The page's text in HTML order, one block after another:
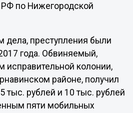
по Нижегородской
дела, преступления были
года. Обвиняемый,
исправительной колонии,
районе, получил
тыс. рублей и 10 тыс. рублей
пяти мобильных